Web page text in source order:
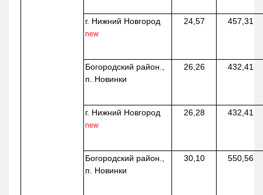
г. Нижний Новгород
new
24,57 457,31
Богородский район.,
п. Новинки
26,26 432,41
г. Нижний Новгород
new
26,28 432,41
Богородский район.,
п. Новинки
30,10 550,56